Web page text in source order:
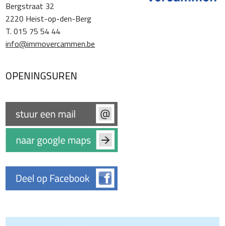
Bergstraat 32
2220 Heist-op-den-Berg
T. 015 75 54 44
info@immovercammen.be
OPENINGSUREN